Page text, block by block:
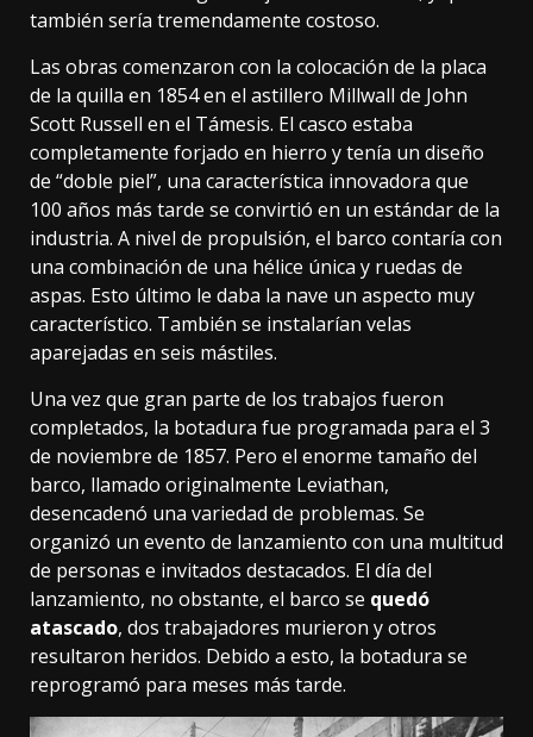
también sería tremendamente costoso.
Las obras comenzaron con la colocación de la placa
de la quilla en 1854 en el astillero Millwall de John
Scott Russell en el Támesis. El casco estaba
completamente forjado en hierro y tenía un diseño
de “doble piel”, una característica innovadora que
100 años más tarde se convirtió en un estándar de la
industria. A nivel de propulsión, el barco contaría con
una combinación de una hélice única y ruedas de
aspas. Esto último le daba la nave un aspecto muy
característico. También se instalarían velas
aparejadas en seis mástiles.
Una vez que gran parte de los trabajos fueron
completados, la botadura fue programada para el 3
de noviembre de 1857. Pero el enorme tamaño del
barco, llamado originalmente Leviathan,
desencadenó una variedad de problemas. Se
organizó un evento de lanzamiento con una multitud
de personas e invitados destacados. El día del
lanzamiento, no obstante, el barco se quedó
atascado, dos trabajadores murieron y otros
resultaron heridos. Debido a esto, la botadura se
reprogramó para meses más tarde.